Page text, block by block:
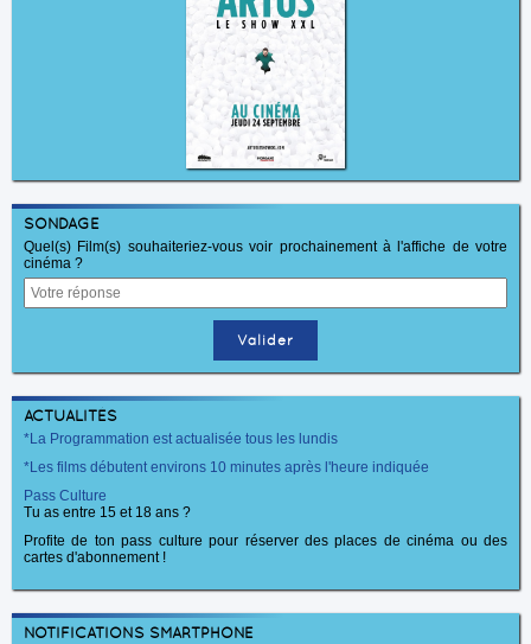
SONDAGE
Quel(s) Film(s) souhaiteriez-vous voir prochainement à l'affiche de votre
cinéma ?
ACTUALITÉS
*La Programmation est actualisée tous les lundis
*Les films débutent environs 10 minutes après l'heure indiquée
Pass Culture
Tu as entre 15 et 18 ans ?
Profite de ton pass culture pour réserver des places de cinéma ou des
cartes d'abonnement !
NOTIFICATIONS SMARTPHONE